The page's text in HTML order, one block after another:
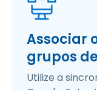
Associar
grupos
Utilize a